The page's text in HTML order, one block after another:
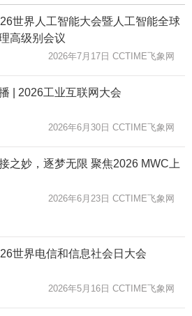
世界人工智能大会暨人工智能全球
高级别会议
2026年7月17日 CCTIME飞象网
| 2026工业互联网大会
2026年6月30日 CCTIME飞象网
妙，逐梦无限 聚焦2026 MWC上
2026年6月23日 CCTIME飞象网
世界电信和信息社会日大会
2026年5月16日 CCTIME飞象网